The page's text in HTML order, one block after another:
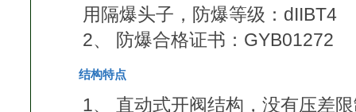
用隔爆头子，防爆等级：dIIBT4
2、 防爆合格证书：GYB01272
结构特点
1、 直动式开阀结构，没有压差